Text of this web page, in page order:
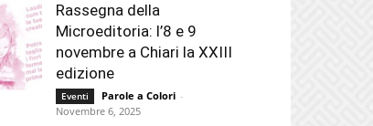
Rassegna della
Microeditoria: l’8 e 9
novembre a Chiari la XXIII
edizione
Eventi Parole a Colori -
Novembre 6, 2025